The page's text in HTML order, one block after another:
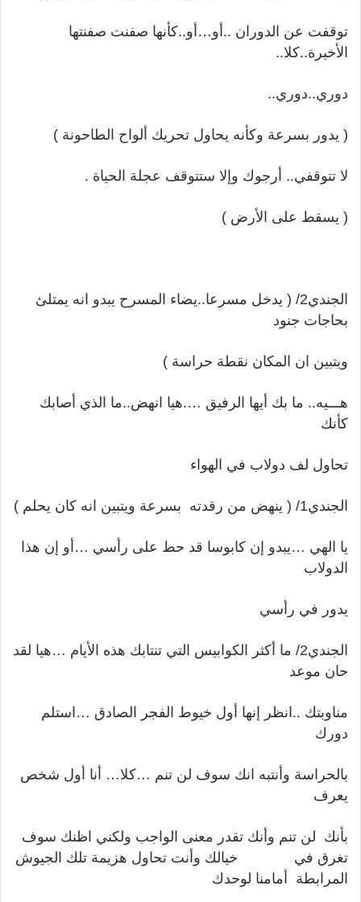
توقفت عن الدوران ..أو…أو..كأنها صفنت صفنتها
الأخيرة..كلا..
دوري..دوري..
( يدور بسرعة وكأنه يحاول تحريك ألواح الطاحونة )
لا تتوقفي.. أرجوك وإلا ستتوقف عجلة الحياة .
( يسقط على الأرض )
الجندي2/ ( يدخل مسرعا..يضاء المسرح يبدو انه يمتلئ
بحاجات جنود
ويتبين ان المكان نقطة حراسة )
هـــيه.. ما بك أيها الرفيق ….هيا انهض..ما الذي أصابك
كأنك
تحاول لف دولاب في الهواء
الجندي1/ ( ينهض من رقدته بسرعة ويتبين انه كان يحلم )
يا الهي …يبدو إن كابوسا قد حط على رأسي …أو إن هذا
الدولاب
يدور في رأسي
الجندي2/ ما أكثر الكوابيس التي تنتابك هذه الأيام …هيا لقد
حان موعد
مناوبتك ..انظر إنها أول خيوط الفجر الصادق …استلم
دورك
بالحراسة وأنتبه انك سوف لن تنم …كلا… أنا أول شخص
يعرف
بأنك لن تنم وأنك تقدر معنى الواجب ولكني اظنك سوف
تغرق في خيالك وأنت تحاول هزيمة تلك الجيوش
المرابطة أمامنا لوحدك